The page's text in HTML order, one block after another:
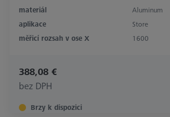
materiál
Aluminum
aplikace
Store
měřicí rozsah v ose X
1600
388,08 €
bez DPH
Brzy k dispozici